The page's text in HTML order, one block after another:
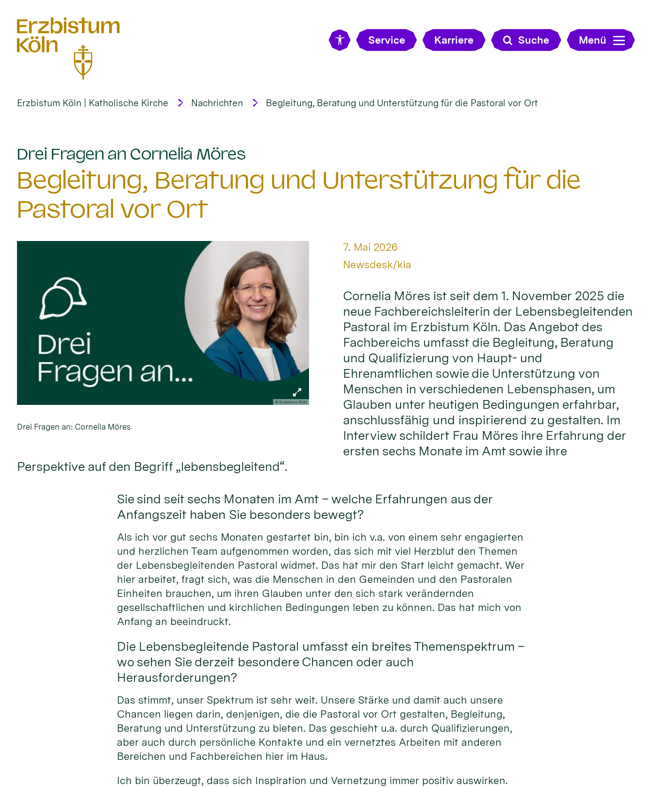
Service Karriere Suche Menü
Erzbistum Köln | Katholische Kirche Nachrichten Begleitung, Beratung und Unterstützung für die Pastoral vor Ort
Drei Fragen an Cornelia Möres
Begleitung, Beratung und Unterstützung für die
Pastoral vor Ort
© Erzbistum Köln
Drei Fragen an: Cornelia Möres
Datum:
7. Mai 2026
Von:
Newsdesk/kla
Cornelia Möres ist seit dem 1. November 2025 die
neue Fachbereichsleiterin der Lebensbegleitenden
Pastoral im Erzbistum Köln. Das Angebot des
Fachbereichs umfasst die Begleitung, Beratung
und Qualifizierung von Haupt- und
Ehrenamtlichen sowie die Unterstützung von
Menschen in verschiedenen Lebensphasen, um
Glauben unter heutigen Bedingungen erfahrbar,
anschlussfähig und inspirierend zu gestalten. Im
Interview schildert Frau Möres ihre Erfahrung der
ersten sechs Monate im Amt sowie ihre
Perspektive auf den Begriff „lebensbegleitend“.
Sie sind seit sechs Monaten im Amt – welche Erfahrungen aus der
Anfangszeit haben Sie besonders bewegt?
Als ich vor gut sechs Monaten gestartet bin, bin ich v.a. von einem sehr engagierten
und herzlichen Team aufgenommen worden, das sich mit viel Herzblut den Themen
der Lebensbegleitenden Pastoral widmet. Das hat mir den Start leicht gemacht. Wer
hier arbeitet, fragt sich, was die Menschen in den Gemeinden und den Pastoralen
Einheiten brauchen, um ihren Glauben unter den sich stark verändernden
gesellschaftlichen und kirchlichen Bedingungen leben zu können. Das hat mich von
Anfang an beeindruckt.
Die Lebensbegleitende Pastoral umfasst ein breites Themenspektrum –
wo sehen Sie derzeit besondere Chancen oder auch
Herausforderungen?
Das stimmt, unser Spektrum ist sehr weit. Unsere Stärke und damit auch unsere
Chancen liegen darin, denjenigen, die die Pastoral vor Ort gestalten, Begleitung,
Beratung und Unterstützung zu bieten. Das geschieht u.a. durch Qualifizierungen,
aber auch durch persönliche Kontakte und ein vernetztes Arbeiten mit anderen
Bereichen und Fachbereichen hier im Haus.
Ich bin überzeugt, dass sich Inspiration und Vernetzung immer positiv auswirken.